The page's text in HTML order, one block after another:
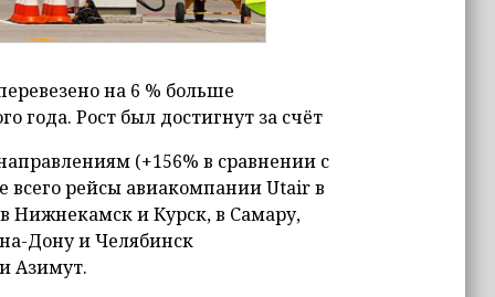
на 6 % больше
года. Рост был достигнут за счёт
(+156% в сравнении с
рейсы авиакомпании Utair в
Нижнекамск и Курск, в Самару,
Дону и Челябинск
Азимут.